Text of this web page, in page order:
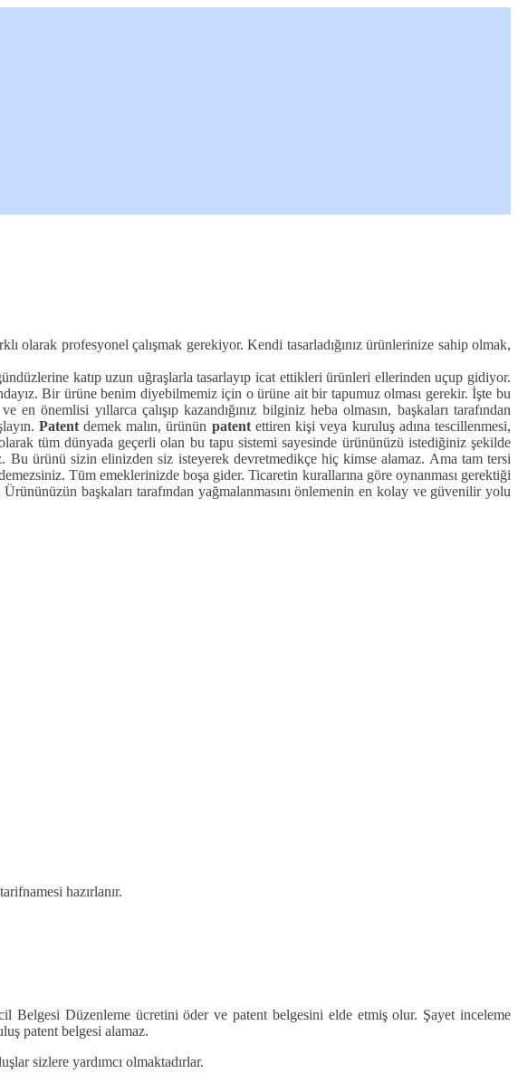
olarak profesyonel çalışmak gerekiyor. Kendi tasarladığınız ürünlerinize sahip olmak,
katıp uzun uğraşlarla tasarlayıp icat ettikleri ürünleri ellerinden uçup gidiyor.
Bir ürüne benim diyebilmemiz için o ürüne ait bir tapumuz olması gerekir. İşte bu
önemlisi yıllarca çalışıp kazandığınız bilginiz heba olmasın, başkaları tarafından
Patentdemek malın, ürünün patentettiren kişi veya kuruluş adına tescillenmesi,
tüm dünyada geçerli olan bu tapu sistemi sayesinde ürününüzü istediğiniz şekilde
Bu ürünü sizin elinizden siz isteyerek devretmedikçe hiç kimse alamaz. Ama tam tersi
Tüm emeklerinizde boşa gider. Ticaretin kurallarına göre oynanması gerektiği
başkaları tarafından yağmalanmasını önlemenin en kolay ve güvenilir yolu
hazırlanır.
Belgesi Düzenleme ücretini öder ve patent belgesini elde etmiş olur. Şayet inceleme
patent belgesi alamaz.
sizlere yardımcı olmaktadırlar.